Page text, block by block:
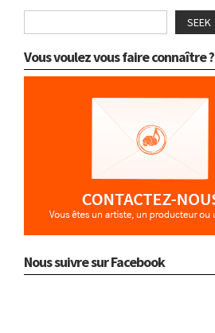
SEEK
Vous voulez vous faire connaître ?
Nous suivre sur Facebook